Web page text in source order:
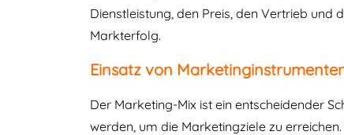
Dienstleistung, den Preis, den Vertrieb
Markterfolg.
Einsatz von
Der Marketing-Mix ist ein entscheidender
werden, um die Marketingziele zu